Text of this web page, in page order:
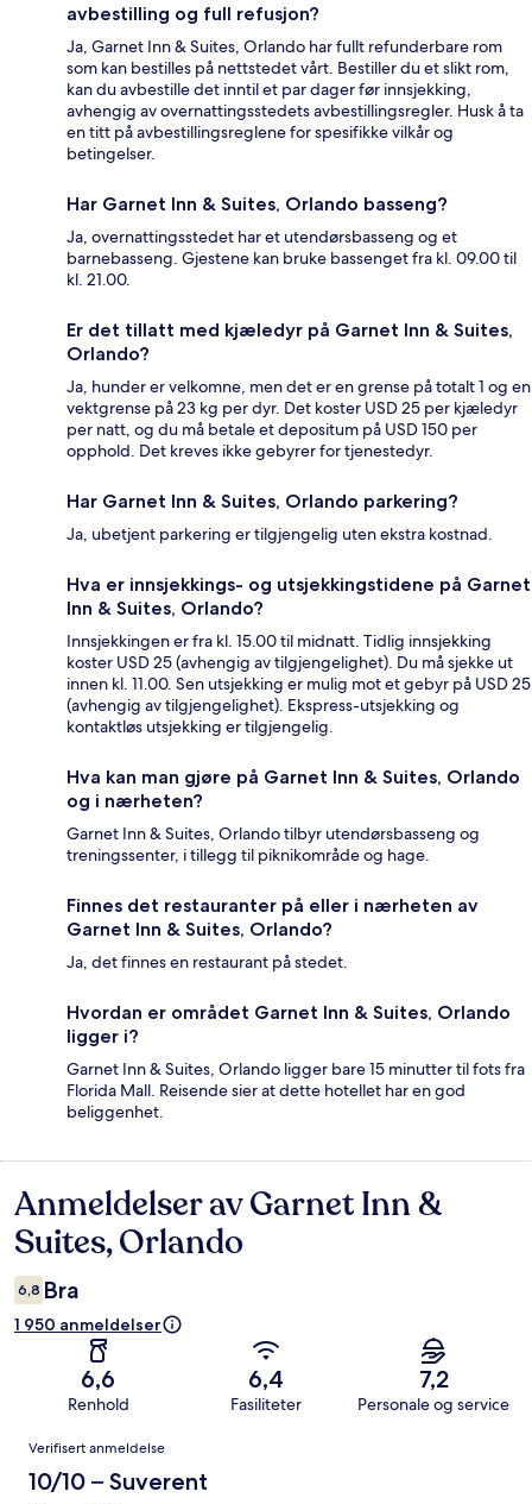
avbestilling og full refusjon?
Ja, Garnet Inn & Suites, Orlando har fullt refunderbare rom
som kan bestilles på nettstedet vårt. Bestiller du et slikt rom,
kan du avbestille det inntil et par dager før innsjekking,
avhengig av overnattingsstedets avbestillingsregler. Husk å ta
en titt på avbestillingsreglene for spesifikke vilkår og
betingelser.
Har Garnet Inn & Suites, Orlando basseng?
Ja, overnattingsstedet har et utendørsbasseng og et
barnebasseng. Gjestene kan bruke bassenget fra kl. 09.00 til
kl. 21.00.
Er det tillatt med kjæledyr på Garnet Inn & Suites,
Orlando?
Ja, hunder er velkomne, men det er en grense på totalt 1 og en
vektgrense på 23 kg per dyr. Det koster USD 25 per kjæledyr
per natt, og du må betale et depositum på USD 150 per
opphold. Det kreves ikke gebyrer for tjenestedyr.
Har Garnet Inn & Suites, Orlando parkering?
Ja, ubetjent parkering er tilgjengelig uten ekstra kostnad.
Hva er innsjekkings- og utsjekkingstidene på Garnet
Inn & Suites, Orlando?
Innsjekkingen er fra kl. 15.00 til midnatt. Tidlig innsjekking
koster USD 25 (avhengig av tilgjengelighet). Du må sjekke ut
innen kl. 11.00. Sen utsjekking er mulig mot et gebyr på USD 25
(avhengig av tilgjengelighet). Ekspress-utsjekking og
kontaktløs utsjekking er tilgjengelig.
Hva kan man gjøre på Garnet Inn & Suites, Orlando
og i nærheten?
Garnet Inn & Suites, Orlando tilbyr utendørsbasseng og
treningssenter, i tillegg til piknikområde og hage.
Finnes det restauranter på eller i nærheten av
Garnet Inn & Suites, Orlando?
Ja, det finnes en restaurant på stedet.
Hvordan er området Garnet Inn & Suites, Orlando
ligger i?
Garnet Inn & Suites, Orlando ligger bare 15 minutter til fots fra
Florida Mall. Reisende sier at dette hotellet har en god
beliggenhet.
Anmeldelser
Anmeldelser av Garnet Inn &
Suites, Orlando
6,8 Bra
1 950 anmeldelser
6,6
Renhold
6,4
Fasiliteter
7,2
Personale og service
Anmeldelser
Verifisert anmeldelse
10/10 – Suverent